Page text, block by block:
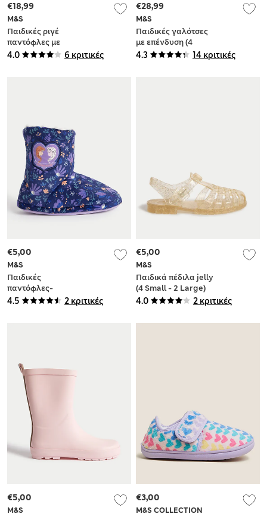
4.0 6 κριτικές
M&S
Παιδικές ριγέ
παντόφλες με
ενσωματωμένη
€18,99
4.3 14 κριτικές
M&S
Παιδικές γαλότσες
με επένδυση (4
Small - 6 Large)
€28,99
4.5 2 κριτικές
M&S
Παιδικές
παντόφλες-
μποτάκια Disney
€5,00
4.0 2 κριτικές
M&S
Παιδικά πέδιλα jelly
(4 Small - 2 Large)
€5,00
M&S
€5,00
M&S COLLECTION
€3,00